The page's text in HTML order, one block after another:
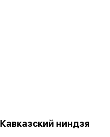
Кавказский ниндзя